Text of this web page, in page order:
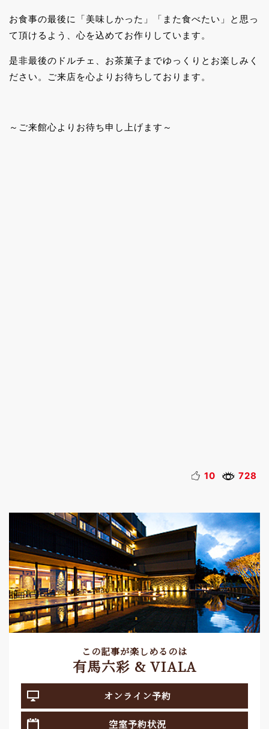
お食事の最後に「美味しかった」「また食べたい」と思っ
て頂けるよう、心を込めてお作りしています。
是非最後のドルチェ、お茶菓子までゆっくりとお楽しみく
ださい。ご来店を心よりお待ちしております。
～ご来館心よりお待ち申し上げます～
10 728
この記事が楽しめるのは
有馬六彩 & VIALA
オンライン予約
空室予約状況